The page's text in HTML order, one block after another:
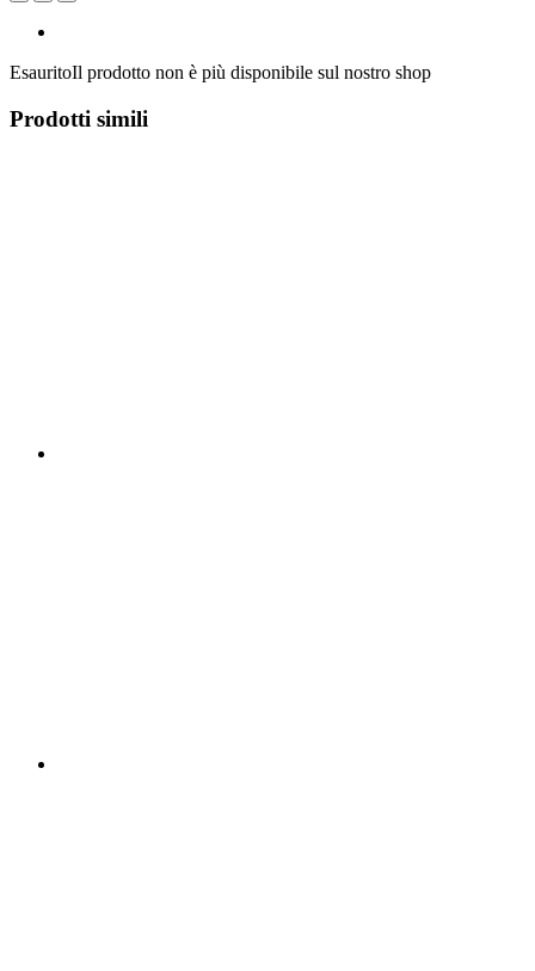
EsauritoIl prodotto non è più disponibile sul nostro shop
Prodotti simili